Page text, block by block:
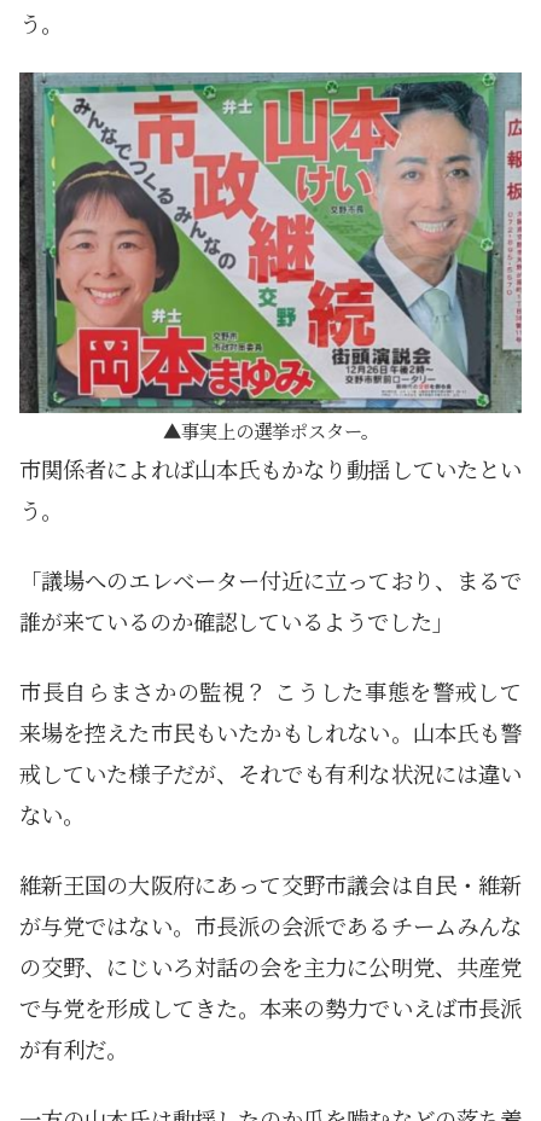
う。
事実上の選挙ポスター。
市関係者によれば山本氏もかなり動揺していたとい
う。
「議場へのエレベーター付近に立っており、まるで
誰が来ているのか確認しているようでした」
市長自らまさかの監視？ こうした事態を警戒して
来場を控えた市民もいたかもしれない。山本氏も警
戒していた様子だが、それでも有利な状況には違い
ない。
維新王国の大阪府にあって交野市議会は自民・維新
が与党ではない。市長派の会派であるチームみんな
の交野、にじいろ対話の会を主力に公明党、共産党
で与党を形成してきた。本来の勢力でいえば市長派
が有利だ。